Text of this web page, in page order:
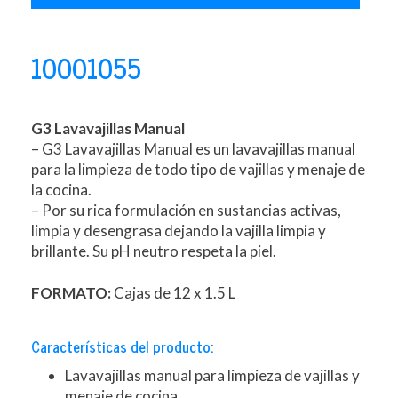
10001055
G3 Lavavajillas Manual
– G3 Lavavajillas Manual es un lavavajillas manual
para la limpieza de todo tipo de vajillas y menaje de
la cocina.
– Por su rica formulación en sustancias activas,
limpia y desengrasa dejando la vajilla limpia y
brillante. Su pH neutro respeta la piel.
FORMATO:Cajas de 12 x 1.5 L
Características del producto:
Lavavajillas manual para limpieza de vajillas y